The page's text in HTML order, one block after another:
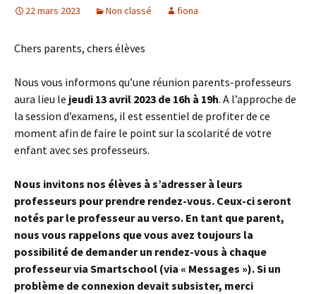
22 mars 2023 Non classé fiona
Chers parents, chers élèves
Nous vous informons qu’une réunion parents-professeurs
aura lieu le jeudi 13 avril 2023 de 16h à 19h. A l’approche de
la session d’examens, il est essentiel de profiter de ce
moment afin de faire le point sur la scolarité de votre
enfant avec ses professeurs.
Nous invitons nos élèves à s’adresser à leurs
professeurs pour prendre rendez-vous. Ceux-ci seront
notés par le professeur au verso. En tant que parent,
nous vous rappelons que vous avez toujours la
possibilité de demander un rendez-vous à chaque
professeur via Smartschool (via « Messages »). Si un
problème de connexion devait subsister, merci